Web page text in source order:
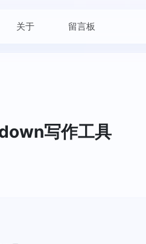
关于 留言板
写作工具